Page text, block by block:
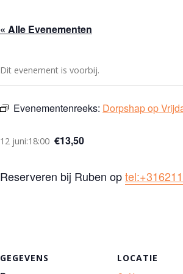
« Alle Evenementen
Dit evenement is voorbij.
Evenementenreeks: Dorpshap op
12 juni:18:00 €13,50
Reserveren bij Ruben op
GEGEVENS LOCATIE